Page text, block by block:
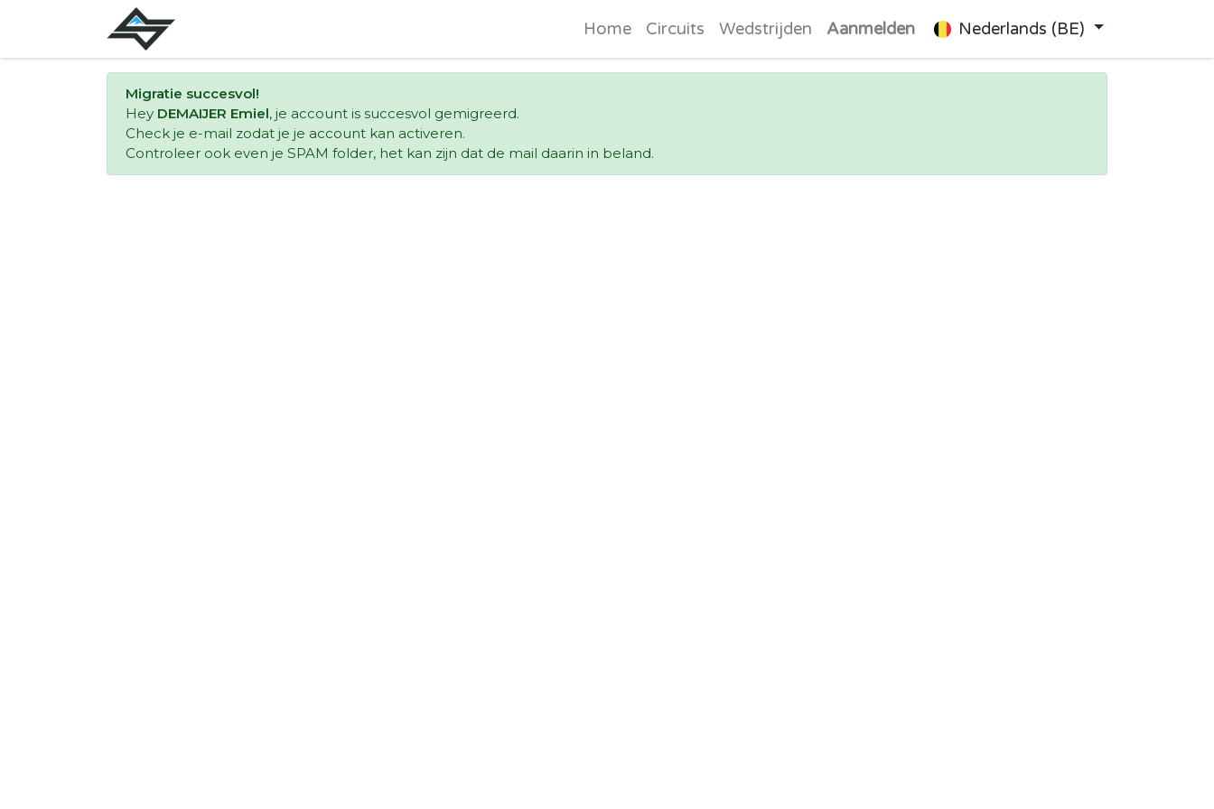
Home Circuits Wedstrijden Aanmelden Nederlands (BE)
Migratie succesvol!
Hey DEMAIJER Emiel, je account is succesvol gemigreerd.
Check je e-mail zodat je je account kan activeren.
Controleer ook even je SPAM folder, het kan zijn dat de mail daarin in beland.